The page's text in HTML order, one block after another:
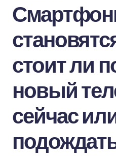
стоит ли
новый
сейчас